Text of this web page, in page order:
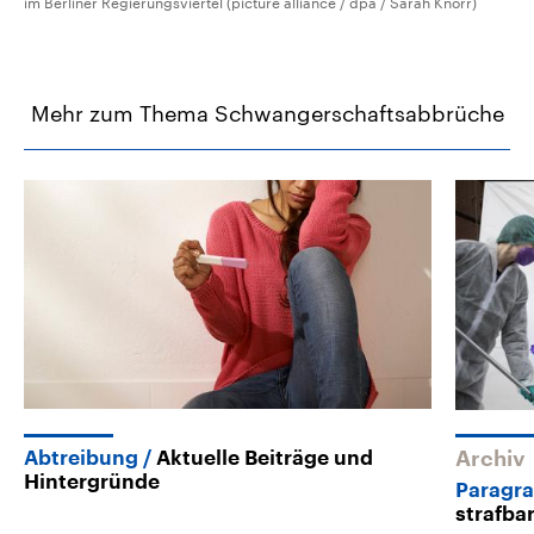
Mehr zum Thema Schwangerschaftsabbrüche
Abtreibung
Aktuelle Beiträge und
Hintergründe
Archiv